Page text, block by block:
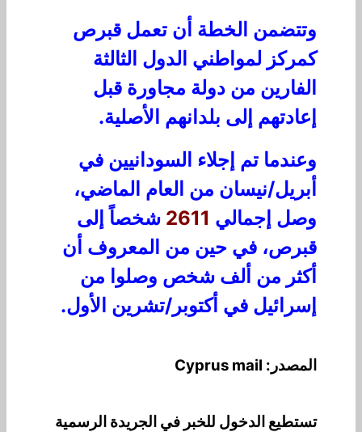
وتتضمن الخطة أن تعمل قبرص
كمركز لمواطني الدول الثالثة
الفارين من دولة مجاورة قبل
إعادتهم إلى بلدانهم الأصلية.
وعندما تم إجلاء السودانيين في
أبريل/نيسان من العام الماضي،
وصل إجمالي 2611 شخصاً إلى
قبرص، في حين من المعروف أن
أكثر من ألف شخص وصلوا من
إسرائيل في أكتوبر/تشرين الأول.
المصدر: Cyprus mail
تستطيع الدخول للخبر في الجريدة الرسمية